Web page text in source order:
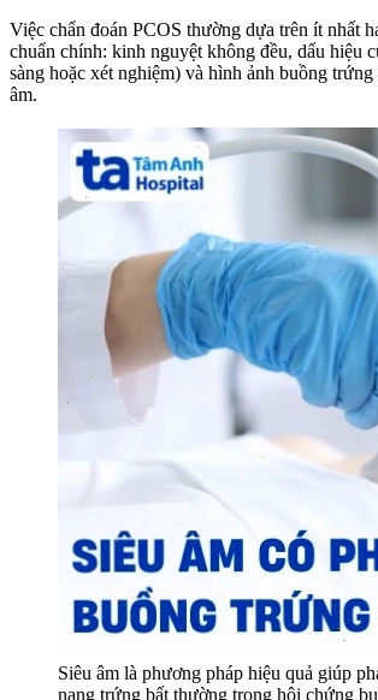
Việc chẩn đoán PCOS thường dựa trên ít nhất
chuẩn chính: kinh nguyệt không đều, dấu hiệu
sàng hoặc xét nghiệm) và hình ảnh buồng trứng
âm.
Siêu âm là phương pháp hiệu quả giúp
nang trứng bất thường trong hội chứng